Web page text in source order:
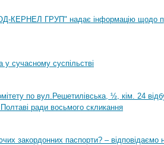
ГРУП" надає інформацію щодо
сучасному суспільстві
по вул.Решетилівська, ½, кім. 24
ради восьмого скликання
закордонних паспорти? – відповідаємо